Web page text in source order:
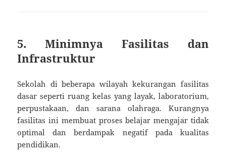
5. Minimnya Fasilitas dan
Infrastruktur
Sekolah di beberapa wilayah kekurangan fasilitas
dasar seperti ruang kelas yang layak, laboratorium,
perpustakaan, dan sarana olahraga. Kurangnya
fasilitas ini membuat proses belajar mengajar tidak
optimal dan berdampak negatif pada kualitas
pendidikan.